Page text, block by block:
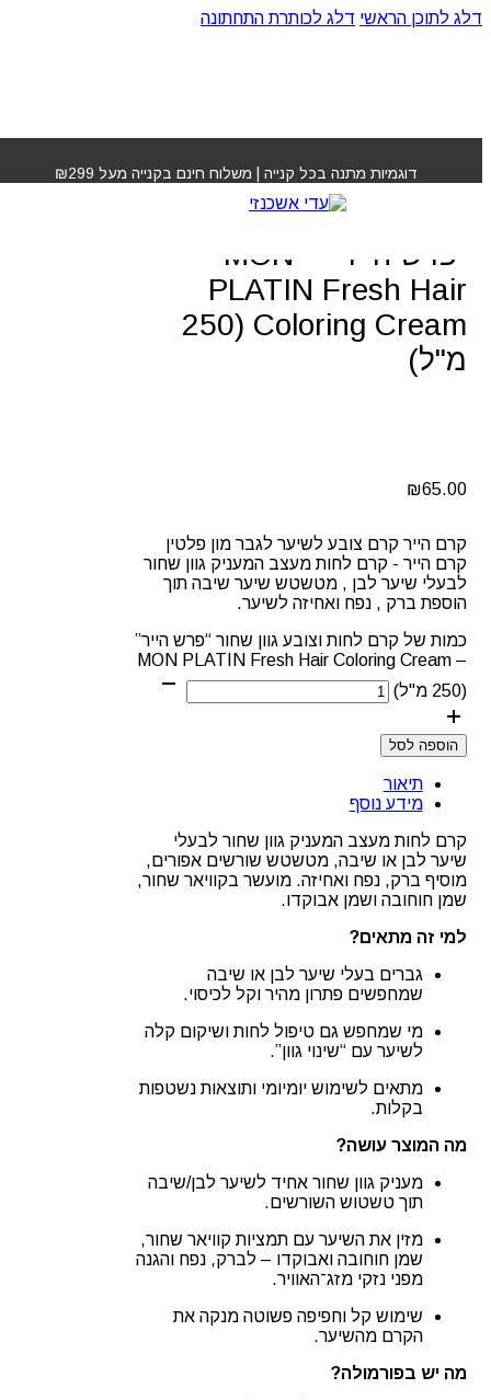
דלג לתוכן הראשי דלג לכותרת התחתונה
דוגמיות מתנה בכל קנייה | משלוח חינם בקנייה מעל ₪299
MON PLATIN Fresh Hair Coloring Cream (250 מ"ל)
קרם לחות וצובע גוון שחור
“פרש הייר” – MON
PLATIN Fresh Hair
Coloring Cream (250
מ"ל)
₪65.00
קרם הייר קרם צובע לשיער לגבר מון פלטין
קרם הייר - קרם לחות מעצב המעניק גוון שחור
לבעלי שיער לבן , מטשטש שיער שיבה תוך
הוספת ברק , נפח ואחיזה לשיער.
כמות של קרם לחות וצובע גוון שחור “פרש הייר”
– MON PLATIN Fresh Hair Coloring Cream
(250 מ"ל)
הוספה לסל
תיאור
מידע נוסף
קרם לחות מעצב המעניק גוון שחור לבעלי
שיער לבן או שיבה, מטשטש שורשים אפורים,
מוסיף ברק, נפח ואחיזה. מועשר בקוויאר שחור,
שמן חוחובה ושמן אבוקדו.
למי זה מתאים?
גברים בעלי שיער לבן או שיבה
שמחפשים פתרון מהיר וקל לכיסוי.
מי שמחפש גם טיפול לחות ושיקום קלה
לשיער עם “שינוי גוון”.
מתאים לשימוש יומיומי ותוצאות נשטפות
בקלות.
מה המוצר עושה?
מעניק גוון שחור אחיד לשיער לבן/שיבה
תוך טשטוש השורשים.
מזין את השיער עם תמציות קוויאר שחור,
שמן חוחובה ואבוקדו – לברק, נפח והגנה
מפני נזקי מזג־האוויר.
שימוש קל וחפיפה פשוטה מנקה את
הקרם מהשיער.
מה יש בפורמולה?